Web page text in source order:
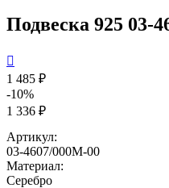
Подвеска 925 03-

1 485 ₽
-10%
1 336 ₽
Артикул:
03-4607/000М-00
Материал:
Серебро